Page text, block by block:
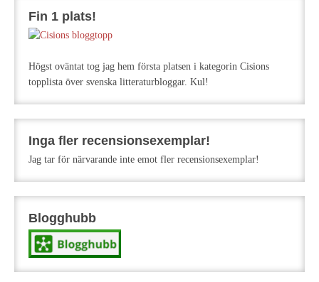
Fin 1 plats!
Högst oväntat tog jag hem första platsen i kategorin Cisions
topplista över svenska litteraturbloggar. Kul!
Inga fler recensionsexemplar!
Jag tar för närvarande inte emot fler recensionsexemplar!
Blogghubb